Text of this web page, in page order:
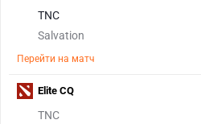
TNC
Salvation
Перейти на матч
TNC
Elite CQ